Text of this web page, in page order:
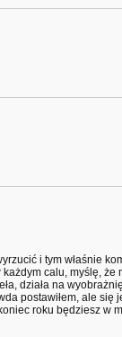
i tym właśnie
każdym calu, myślę,
działa na
postawiłem, ale się
roku będziesz w